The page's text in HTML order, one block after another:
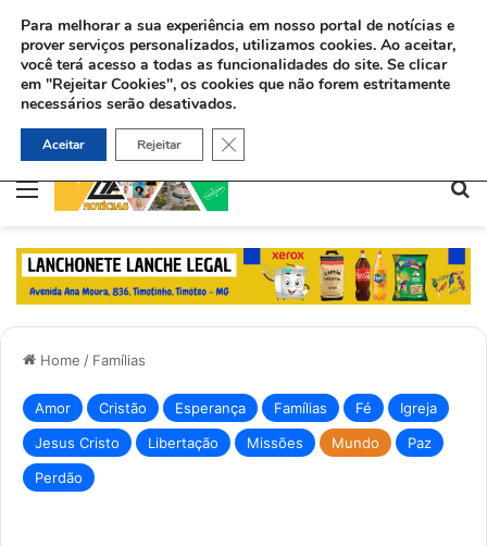
Menu
Home / Famílias
Amor Cristão Esperança Famílias Fé
Igreja
Jesus Cristo
Libertação Missões Mundo
Paz
Perdão
Para melhorar a sua experiência em nosso portal de notícias e
prover serviços personalizados, utilizamos cookies. Ao aceitar,
você terá acesso a todas as funcionalidades do site. Se clicar
em "Rejeitar Cookies", os cookies que não forem estritamente
necessários serão desativados.
Aceitar Rejeitar Close GDPR Cookie Banner